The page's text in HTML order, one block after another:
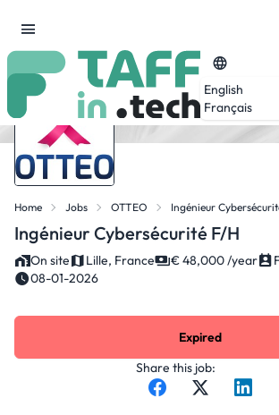
English
Français
Home Jobs OTTEO Ingénieur
Ingénieur Cybersécurité F/H
On site Lille, France € 48,000 /year
08-01-2026
Share this job:
Expired